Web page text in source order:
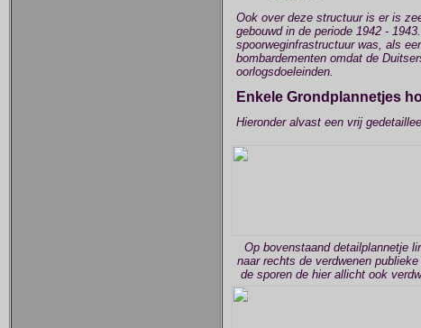
Ook over deze structuur is er is
gebouwd in de periode 1942 -
spoorweginfrastructuur was, als
bombardementen omdat de
oorlogsdoeleinden.
Enkele Grondplannetjes
Hieronder alvast een vrij
Op bovenstaand detailplannetje
naar rechts de verdwenen
de sporen de hier allicht ook